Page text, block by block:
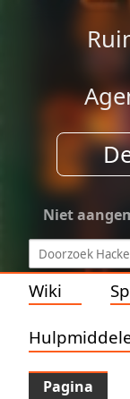
Niet
Wiki
Pagina